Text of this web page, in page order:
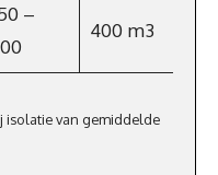
–
400 m3
isolatie van gemiddelde